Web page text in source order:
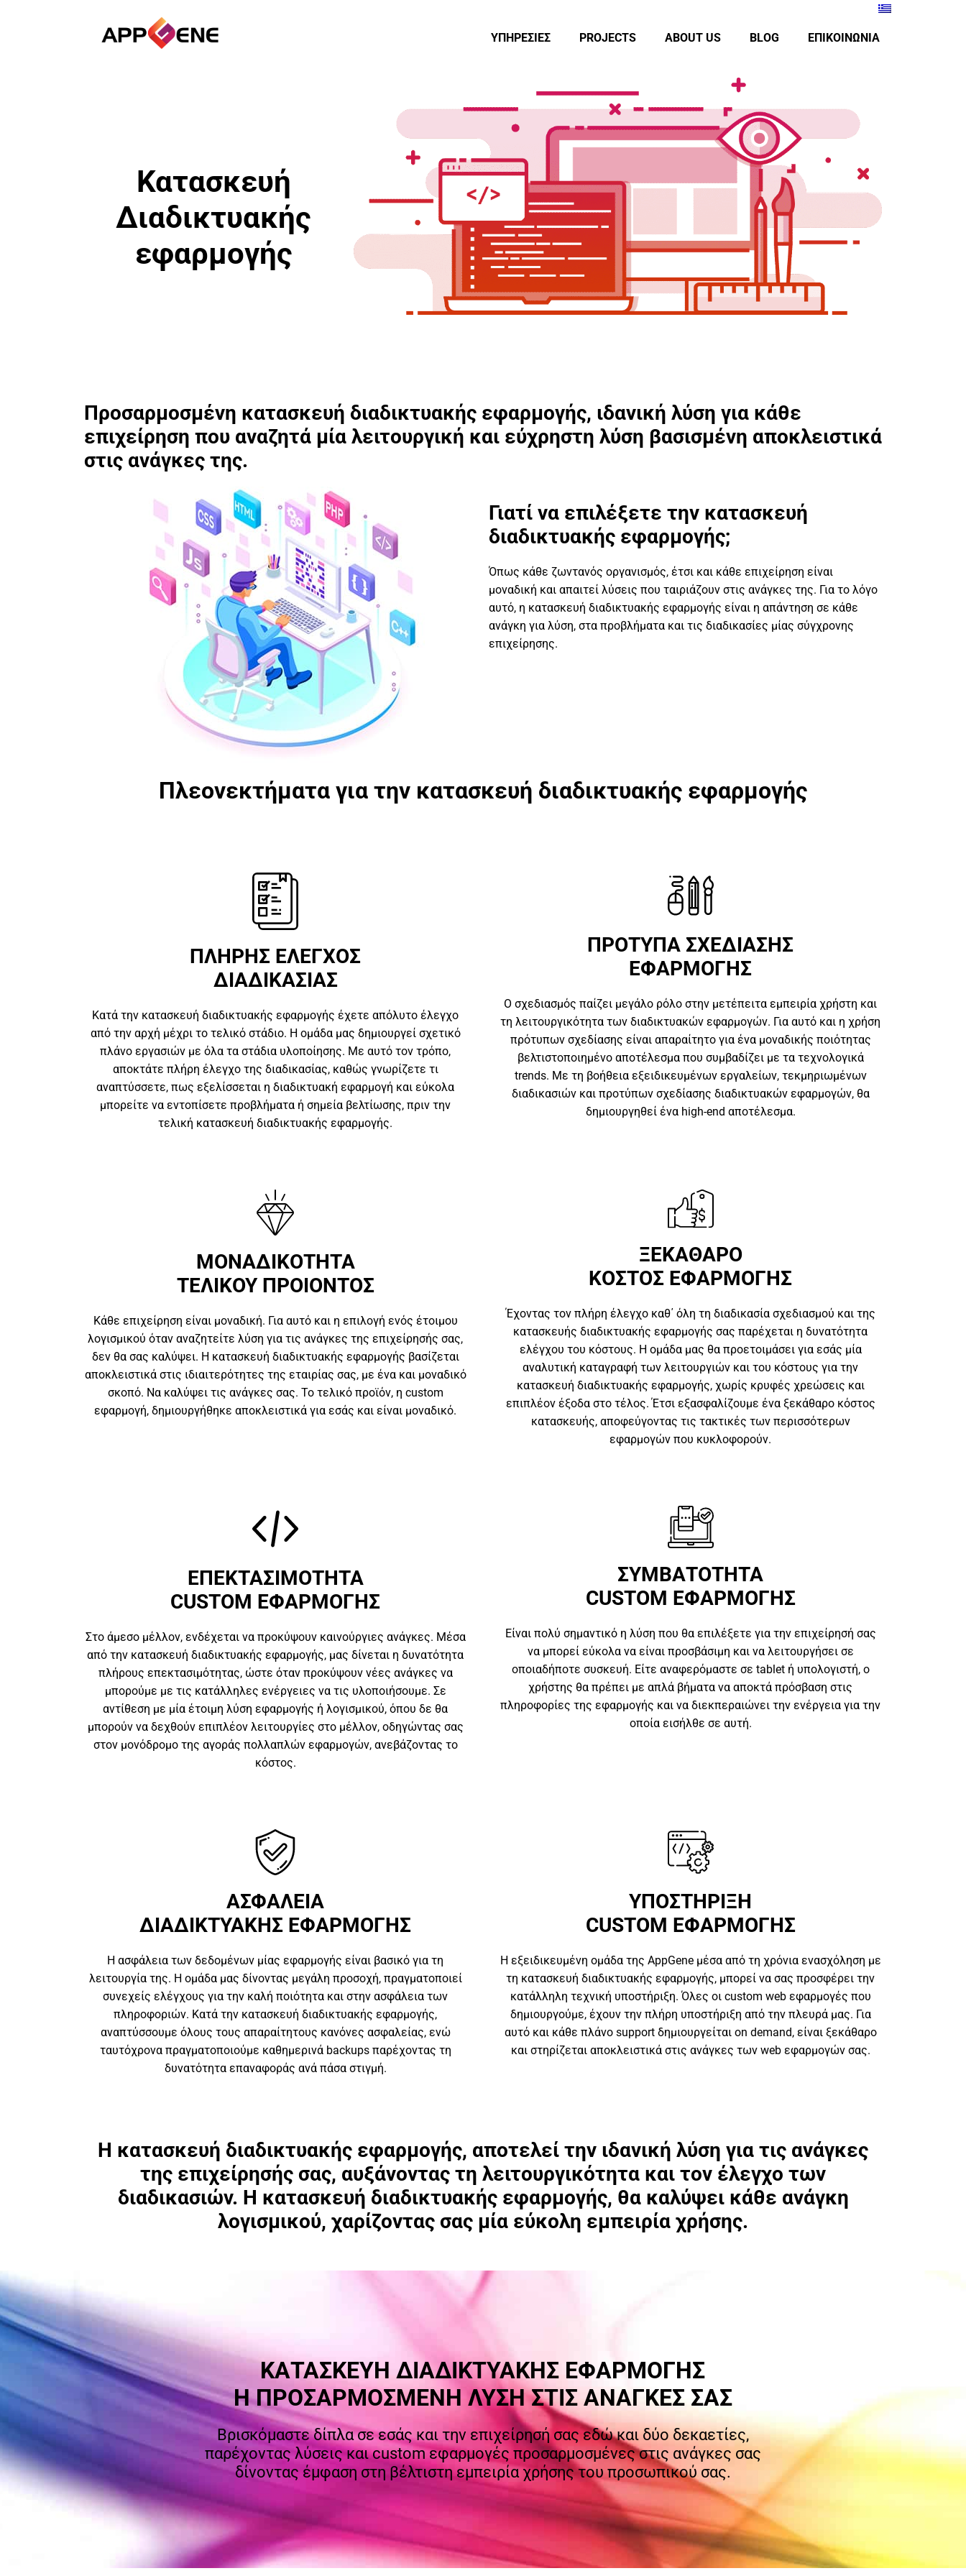
ΥΠΗΡΕΣΙΕΣ PROJECTS ABOUT US BLOG ΕΠΙΚΟΙΝΩΝΙΑ
Κατασκευή
Διαδικτυακής
εφαρμογής
Προσαρμοσμένη κατασκευή διαδικτυακής εφαρμογής, ιδανική λύση για κάθε
επιχείρηση που αναζητά μία λειτουργική και εύχρηστη λύση βασισμένη αποκλειστικά
στις ανάγκες της.
Γιατί να επιλέξετε την κατασκευή
διαδικτυακής εφαρμογής;
Όπως κάθε ζωντανός οργανισμός, έτσι και κάθε επιχείρηση είναι
μοναδική και απαιτεί λύσεις που ταιριάζουν στις ανάγκες της. Για το λόγο
αυτό, η κατασκευή διαδικτυακής εφαρμογής είναι η απάντηση σε κάθε
ανάγκη για λύση, στα προβλήματα και τις διαδικασίες μίας σύγχρονης
επιχείρησης.
Πλεονεκτήματα για την κατασκευή διαδικτυακής εφαρμογής
ΠΛΗΡΗΣ ΕΛΕΓΧΟΣ
ΔΙΑΔΙΚΑΣΙΑΣ
Κατά την κατασκευή διαδικτυακής εφαρμογής έχετε απόλυτο έλεγχο
από την αρχή μέχρι το τελικό στάδιο. Η ομάδα μας δημιουργεί σχετικό
πλάνο εργασιών με όλα τα στάδια υλοποίησης. Με αυτό τον τρόπο,
αποκτάτε πλήρη έλεγχο της διαδικασίας, καθώς γνωρίζετε τι
αναπτύσσετε, πως εξελίσσεται η διαδικτυακή εφαρμογή και εύκολα
μπορείτε να εντοπίσετε προβλήματα ή σημεία βελτίωσης, πριν την
τελική κατασκευή διαδικτυακής εφαρμογής.
ΠΡΟΤΥΠΑ ΣΧΕΔΙΑΣΗΣ
ΕΦΑΡΜΟΓΗΣ
Ο σχεδιασμός παίζει μεγάλο ρόλο στην μετέπειτα εμπειρία χρήστη και
τη λειτουργικότητα των διαδικτυακών εφαρμογών. Για αυτό και η χρήση
πρότυπων σχεδίασης είναι απαραίτητο για ένα μοναδικής ποιότητας
βελτιστοποιημένο αποτέλεσμα που συμβαδίζει με τα τεχνολογικά
trends. Με τη βοήθεια εξειδικευμένων εργαλείων, τεκμηριωμένων
διαδικασιών και προτύπων σχεδίασης διαδικτυακών εφαρμογών, θα
δημιουργηθεί ένα high-end αποτέλεσμα.
ΜΟΝΑΔΙΚΟΤΗΤΑ
ΤΕΛΙΚΟΥ ΠΡΟΙΟΝΤΟΣ
Κάθε επιχείρηση είναι μοναδική. Για αυτό και η επιλογή ενός έτοιμου
λογισμικού όταν αναζητείτε λύση για τις ανάγκες της επιχείρησής σας,
δεν θα σας καλύψει. Η κατασκευή διαδικτυακής εφαρμογής βασίζεται
αποκλειστικά στις ιδιαιτερότητες της εταιρίας σας, με ένα και μοναδικό
σκοπό. Να καλύψει τις ανάγκες σας. Το τελικό προϊόν, η custom
εφαρμογή, δημιουργήθηκε αποκλειστικά για εσάς και είναι μοναδικό.
ΞΕΚΑΘΑΡΟ
ΚΟΣΤΟΣ ΕΦΑΡΜΟΓΗΣ
Έχοντας τον πλήρη έλεγχο καθ΄ όλη τη διαδικασία σχεδιασμού και της
κατασκευής διαδικτυακής εφαρμογής σας παρέχεται η δυνατότητα
ελέγχου του κόστους. Η ομάδα μας θα προετοιμάσει για εσάς μία
αναλυτική καταγραφή των λειτουργιών και του κόστους για την
κατασκευή διαδικτυακής εφαρμογής, χωρίς κρυφές χρεώσεις και
επιπλέον έξοδα στο τέλος. Έτσι εξασφαλίζουμε ένα ξεκάθαρο κόστος
κατασκευής, αποφεύγοντας τις τακτικές των περισσότερων
εφαρμογών που κυκλοφορούν.
ΕΠΕΚΤΑΣΙΜΟΤΗΤΑ
CUSTOM ΕΦΑΡΜΟΓΗΣ
Στο άμεσο μέλλον, ενδέχεται να προκύψουν καινούργιες ανάγκες. Μέσα
από την κατασκευή διαδικτυακής εφαρμογής, μας δίνεται η δυνατότητα
πλήρους επεκτασιμότητας, ώστε όταν προκύψουν νέες ανάγκες να
μπορούμε με τις κατάλληλες ενέργειες να τις υλοποιήσουμε. Σε
αντίθεση με μία έτοιμη λύση εφαρμογής ή λογισμικού, όπου δε θα
μπορούν να δεχθούν επιπλέον λειτουργίες στο μέλλον, οδηγώντας σας
στον μονόδρομο της αγοράς πολλαπλών εφαρμογών, ανεβάζοντας το
κόστος.
ΣΥΜΒΑΤΟΤΗΤΑ
CUSTOM ΕΦΑΡΜΟΓΗΣ
Είναι πολύ σημαντικό η λύση που θα επιλέξετε για την επιχείρησή σας
να μπορεί εύκολα να είναι προσβάσιμη και να λειτουργήσει σε
οποιαδήποτε συσκευή. Είτε αναφερόμαστε σε tablet ή υπολογιστή, ο
χρήστης θα πρέπει με απλά βήματα να αποκτά πρόσβαση στις
πληροφορίες της εφαρμογής και να διεκπεραιώνει την ενέργεια για την
οποία εισήλθε σε αυτή.
ΑΣΦΑΛΕΙΑ
ΔΙΑΔΙΚΤΥΑΚΗΣ ΕΦΑΡΜΟΓΗΣ
Η ασφάλεια των δεδομένων μίας εφαρμογής είναι βασικό για τη
λειτουργία της. Η ομάδα μας δίνοντας μεγάλη προσοχή, πραγματοποιεί
συνεχείς ελέγχους για την καλή ποιότητα και στην ασφάλεια των
πληροφοριών. Κατά την κατασκευή διαδικτυακής εφαρμογής,
αναπτύσσουμε όλους τους απαραίτητους κανόνες ασφαλείας, ενώ
ταυτόχρονα πραγματοποιούμε καθημερινά backups παρέχοντας τη
δυνατότητα επαναφοράς ανά πάσα στιγμή.
ΥΠΟΣΤΗΡΙΞΗ
CUSTOM ΕΦΑΡΜΟΓΗΣ
Η εξειδικευμένη ομάδα της AppGene μέσα από τη χρόνια ενασχόληση με
τη κατασκευή διαδικτυακής εφαρμογής, μπορεί να σας προσφέρει την
κατάλληλη τεχνική υποστήριξη. Όλες οι custom web εφαρμογές που
δημιουργούμε, έχουν την πλήρη υποστήριξη από την πλευρά μας. Για
αυτό και κάθε πλάνο support δημιουργείται on demand, είναι ξεκάθαρο
και στηρίζεται αποκλειστικά στις ανάγκες των web εφαρμογών σας.
Η κατασκευή διαδικτυακής εφαρμογής, αποτελεί την ιδανική λύση για τις ανάγκες
της επιχείρησής σας, αυξάνοντας τη λειτουργικότητα και τον έλεγχο των
διαδικασιών. Η κατασκευή διαδικτυακής εφαρμογής, θα καλύψει κάθε ανάγκη
λογισμικού, χαρίζοντας σας μία εύκολη εμπειρία χρήσης.
ΚΑΤΑΣΚΕΥΗ ΔΙΑΔΙΚΤΥΑΚΗΣ ΕΦΑΡΜΟΓΗΣ
Η ΠΡΟΣΑΡΜΟΣΜΕΝΗ ΛΥΣΗ ΣΤΙΣ ΑΝΑΓΚΕΣ ΣΑΣ
Βρισκόμαστε δίπλα σε εσάς και την επιχείρησή σας εδώ και δύο δεκαετίες,
παρέχοντας λύσεις και custom εφαρμογές προσαρμοσμένες στις ανάγκες σας
δίνοντας έμφαση στη βέλτιστη εμπειρία χρήσης του προσωπικού σας.